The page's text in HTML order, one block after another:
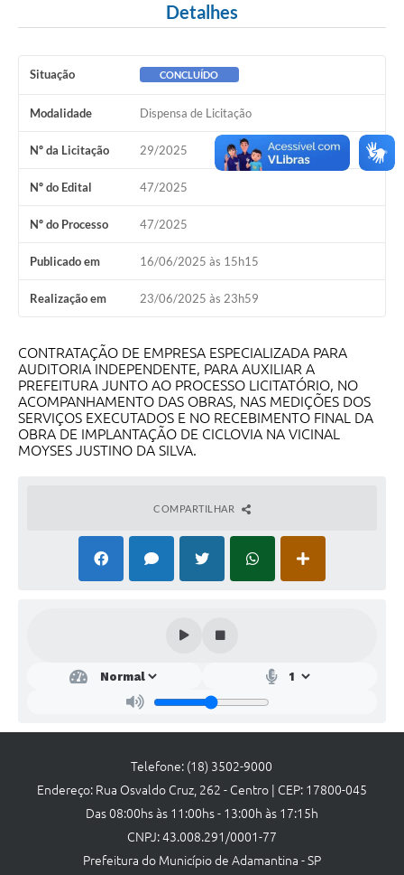
SEBRAE
LGPD
Sugestões
SOLICITAÇÕES PRESENCIAIS (SIC-FÍSICO)
Expediente
Sistemas
Ouvidoria
Projetos
Contas Públicas
Editais
Detalhes
Situação CONCLUÍDO
Modalidade Dispensa de Licitação
Nº da Licitação 29/2025
Nº do Edital 47/2025
Nº do Processo 47/2025
Publicado em 16/06/2025 às 15h15
Realização em 23/06/2025 às 23h59
CONTRATAÇÃO DE EMPRESA ESPECIALIZADA PARA
AUDITORIA INDEPENDENTE, PARA AUXILIAR A
PREFEITURA JUNTO AO PROCESSO LICITATÓRIO, NO
ACOMPANHAMENTO DAS OBRAS, NAS MEDIÇÕES DOS
SERVIÇOS EXECUTADOS E NO RECEBIMENTO FINAL DA
OBRA DE IMPLANTAÇÃO DE CICLOVIA NA VICINAL
MOYSES JUSTINO DA SILVA.
COMPARTILHAR
Telefone: (18) 3502-9000
Endereço: Rua Osvaldo Cruz, 262 - Centro | CEP: 17800-045
Das 08:00hs às 11:00hs - 13:00h às 17:15h
CNPJ: 43.008.291/0001-77
Prefeitura do Município de Adamantina - SP